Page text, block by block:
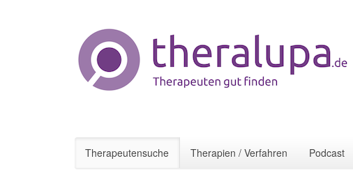
Therapeutensuche Therapien / Verfahren Podcast